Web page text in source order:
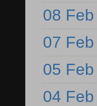
08 Feb
07 Feb
05 Feb
04 Feb